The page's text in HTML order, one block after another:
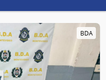
BDA